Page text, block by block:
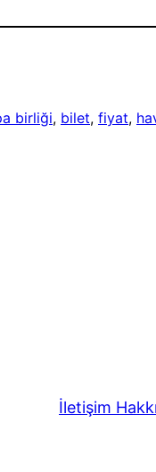
birliği, bilet, fiyat,
İletişim